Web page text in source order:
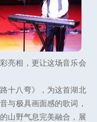
亮相，更让这场音乐会
十八弯》，为这首湖北
与极具画面感的歌词，
山野气息完美融合，展